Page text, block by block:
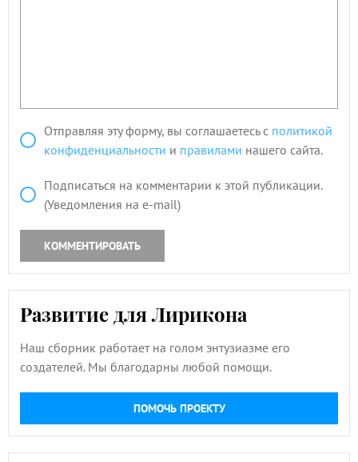
Отправляя эту форму, вы соглашаетесь с политикой
конфиденциальности и правилами нашего сайта.
Подписаться на комментарии к этой публикации.
(Уведомления на e-mail)
КОММЕНТИРОВАТЬ
Развитие для Лирикона
Наш сборник работает на голом энтузиазме его
создателей. Мы благодарны любой помощи.
ПОМОЧЬ ПРОЕКТУ